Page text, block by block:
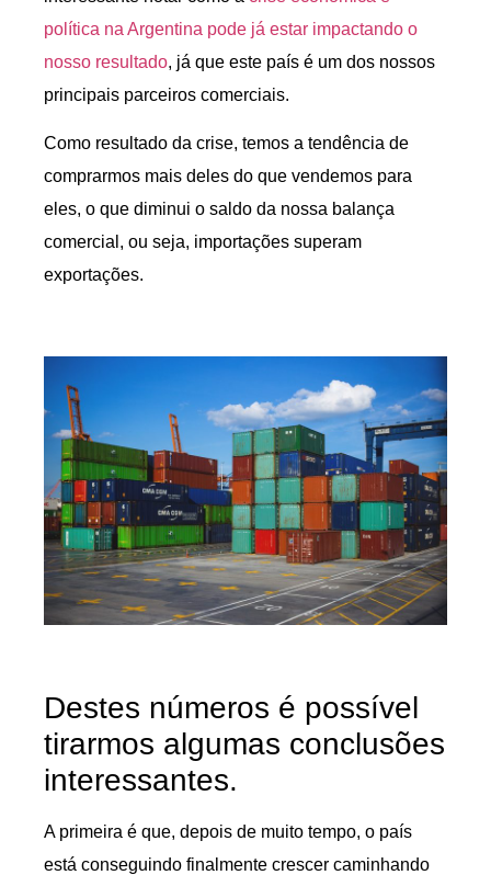
política na Argentina pode já estar impactando o
nosso resultado, já que este país é um dos nossos
principais parceiros comerciais.
Como resultado da crise, temos a tendência de
comprarmos mais deles do que vendemos para
eles, o que diminui o saldo da nossa balança
comercial, ou seja, importações superam
exportações.
Destes números é possível
tirarmos algumas conclusões
interessantes.
A primeira é que, depois de muito tempo, o país
está conseguindo finalmente crescer caminhando